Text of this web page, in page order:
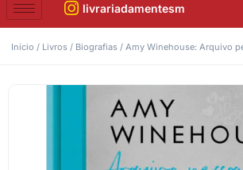
livrariadamentesm
Início / Livros / Biografias / Amy Winehouse: Arquivo